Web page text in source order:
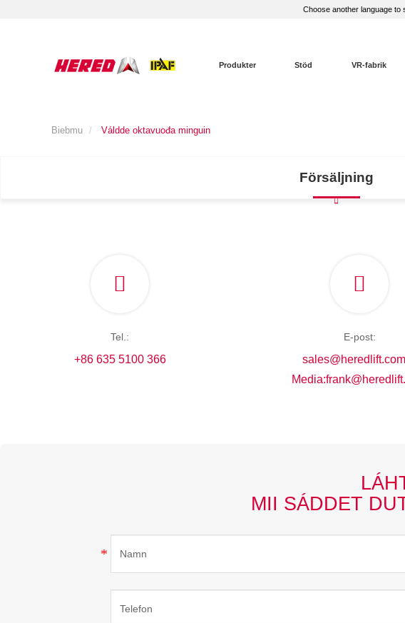
Choose another language to
Produkter Stöd VR-fabrik
Biebmu Váldde oktavuođa minguin
Försäljning
Tel.:
+86 635 5100 366
E-post:
MII SÁDDET